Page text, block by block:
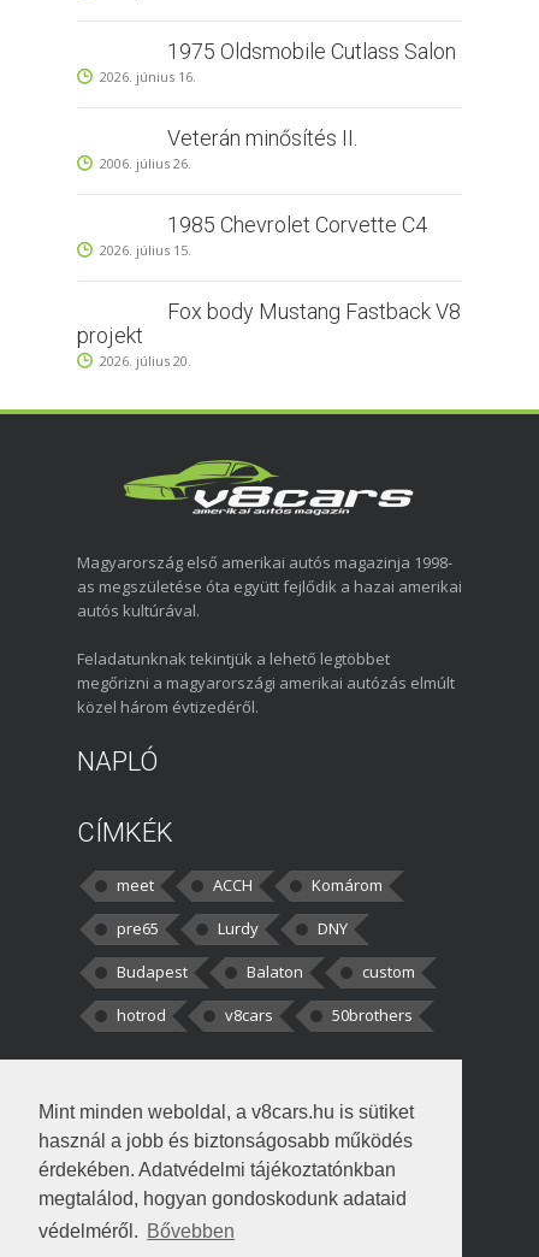
Mint minden weboldal, a v8cars.hu is sütiket
használ a jobb és biztonságosabb működés
érdekében. Adatvédelmi tájékoztatónkban
megtalálod, hogyan gondoskodunk adataid
védelméről. Bővebben
1975 Oldsmobile Cutlass Salon
2026. június 16.
Veterán minősítés II.
2006. július 26.
1985 Chevrolet Corvette C4
2026. július 15.
Fox body Mustang Fastback V8
projekt
2026. július 20.
Magyarország első amerikai autós magazinja 1998-
as megszületése óta együtt fejlődik a hazai amerikai
autós kultúrával.
Feladatunknak tekintjük a lehető legtöbbet
megőrizni a magyarországi amerikai autózás elmúlt
közel három évtizedéről.
NAPLÓ
CÍMKÉK
meet ACCH
Komárom
pre65
Lurdy
DNY
Budapest
Balaton
custom
hotrod
v8cars 50brothers
kortisz:Elszúrtam! Én csak két
darabbaal számoltam. Nem tudtam, hogy fél autót,
Béke:
!fasza Örültem is nagyon, amikor